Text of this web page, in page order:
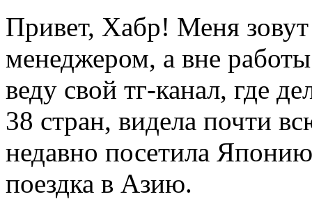
Привет, Хабр! Меня
менеджером, а вне
веду свой тг-канал, где
38 стран, видела почти
недавно посетила
поездка в Азию.